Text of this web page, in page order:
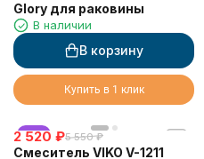
Glory для раковины
В наличии
В корзину
Купить в 1 клик
хит
2 520 ₽5 550 ₽
Смеситель VIKO V-1211